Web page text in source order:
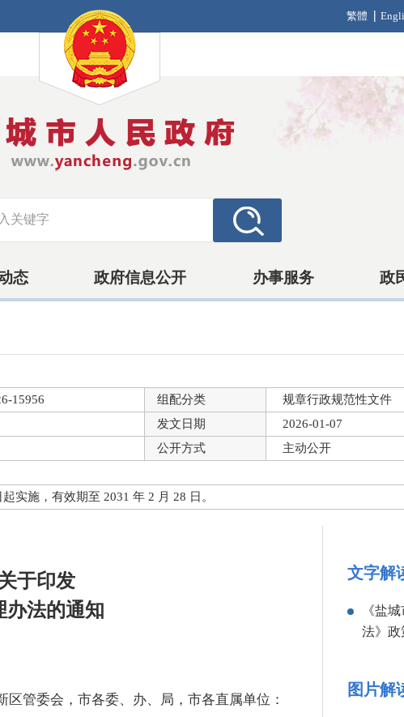
繁體
态 政府信息公开 办事服务 政
15956 组配分类
规章行政规范性文件
发文日期
2026-01-07
公开方式
主动公开
实施，有效期至 2031 年 2 月 28 日。
于印发
办法的通知
区管委会，市各委、办、局，市各直属单位：
文字解
《盐
法》政
图片解